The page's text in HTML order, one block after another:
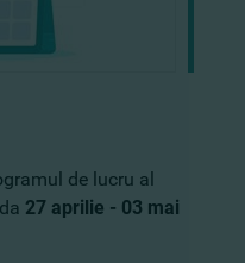
de lucru al
27 aprilie - 03 mai